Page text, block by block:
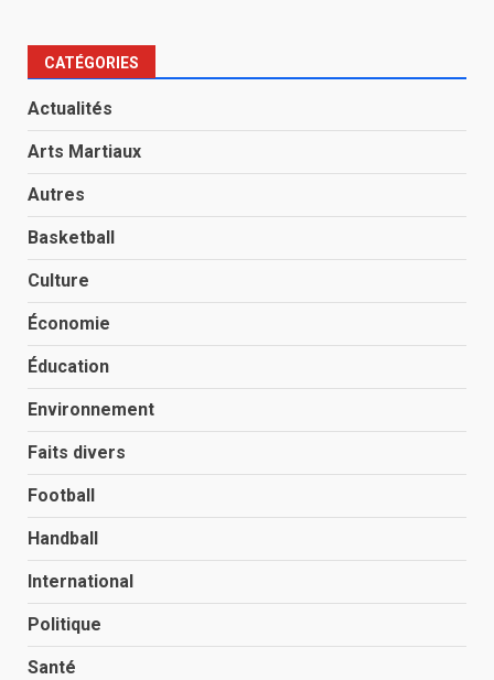
CATÉGORIES
Actualités
Arts Martiaux
Autres
Basketball
Culture
Économie
Éducation
Environnement
Faits divers
Football
Handball
International
Politique
Santé